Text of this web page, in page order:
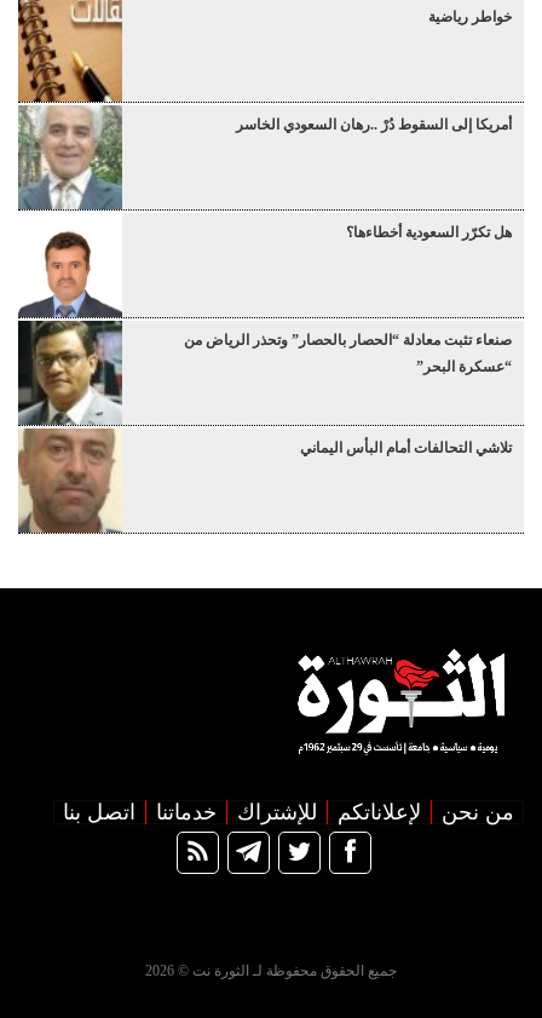
خواطر رياضية
أمريكا إلى السقوط دُرْ ..رهان السعودي الخاسر
هل تكرّر السعودية أخطاءها؟
صنعاء تثبت معادلة “الحصار بالحصار” وتحذر الرياض من
“عسكرة البحر”
تلاشي التحالفات أمام البأس اليماني
من نحن لإعلاناتكم للإشتراك خدماتنا اتصل بنا
جميع الحقوق محفوظة لـ الثورة نت © 2026